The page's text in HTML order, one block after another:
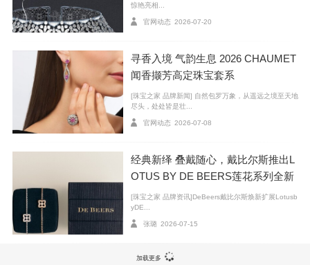
设计师Aldo Cipullo
是纽约鬼才设计师Aldo Cipullo为卡地亚创作的第一件珠
宝作品。有人称之为“现代爱情手铐”，因为佩戴时需要用
螺丝刀固定。
惊艳亮相...
官网动态 2026-07-20
寻香入境 气韵生息 2026 CHAUMET
闻香撷芳高定珠宝套系
[珠宝之家 品牌新闻] 自然包罗万象，从遥远之境至天地
尽头，处处皆是壮...
官网动态 2026-07-08
经典新绎 叠戴随心，戴比尔斯推出L
OTUS BY DE BEERS莲花系列全新
臻作
[珠宝之家 品牌资讯]DeBeers戴比尔斯焕新扩展Lotusb
yDE...
张璐 2026-07-15
加载更多